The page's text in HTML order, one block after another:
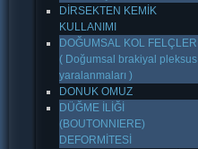
DİRSEKTEN KEMİK
KULLANIMI
DOĞUMSAL KOL FELÇLERİ
( Doğumsal brakiyal pleksus
yaralanmaları )
DONUK OMUZ
DÜĞME İLİĞİ
(BOUTONNIERE)
DEFORMİTESİ